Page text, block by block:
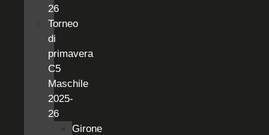
26
Torneo
di
primavera
C5
Maschile
2025-
26
Girone